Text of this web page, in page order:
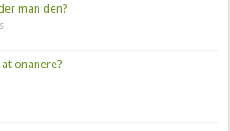
man den?
onanere?